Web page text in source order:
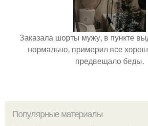
Заказала шорты мужу, в пункте
нормально, примерил все
предвещало беды.
Популярные материалы